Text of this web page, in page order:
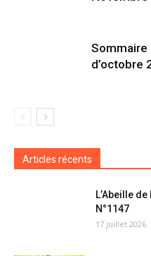
Sommaire
d’octobre
Articles récents
L’Abeille
N°1147
17 juillet 2026